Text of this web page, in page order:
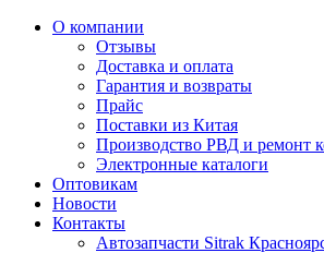
О компании
Отзывы
Доставка и оплата
Гарантия и возвраты
Прайс
Поставки из Китая
Производство РВД и ремонт
Электронные каталоги
Оптовикам
Новости
Контакты
Автозапчасти Sitrak